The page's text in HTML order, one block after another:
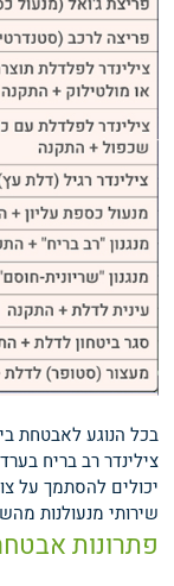
בכל הנוגע לאבטחת
צילינדר רב בריח
יכולים להסתמך על
שירותי מנעולנות
פתרונות